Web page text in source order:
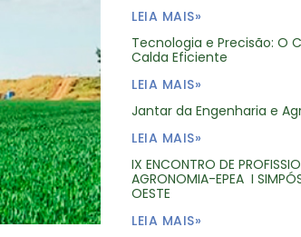
LEIA MAIS»
Tecnologia e Precisão: O
Calda Eficiente
LEIA MAIS»
Jantar da Engenharia e
LEIA MAIS»
IX ENCONTRO DE
AGRONOMIA-EPEA I
OESTE
LEIA MAIS»